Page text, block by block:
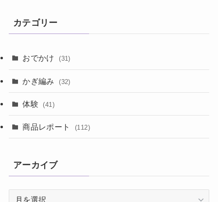
カテゴリー
おでかけ (31)
かぎ編み (32)
体験 (41)
商品レポート (112)
アーカイブ